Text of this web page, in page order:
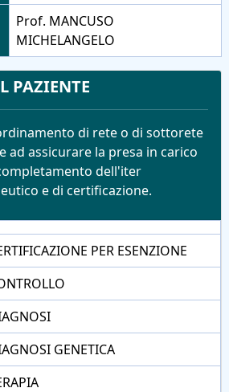
Prof. MANCUSO
MICHELANGELO
PAZIENTE
di rete o di sottorete
ad assicurare la presa in carico
dell'iter
e di certificazione.
PER ESENZIONE
GENETICA